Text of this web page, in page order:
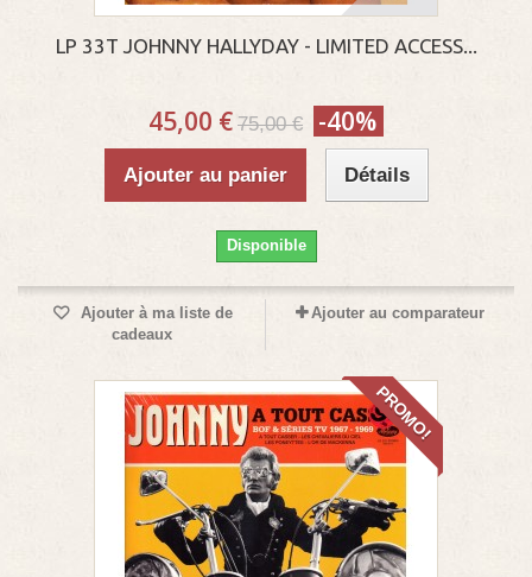
LP 33T JOHNNY HALLYDAY - LIMITED ACCESS...
45,00 € 75,00 € -40%
Ajouter au panier Détails
Disponible
Ajouter à ma liste de
cadeaux
Ajouter au comparateur
PROMO!